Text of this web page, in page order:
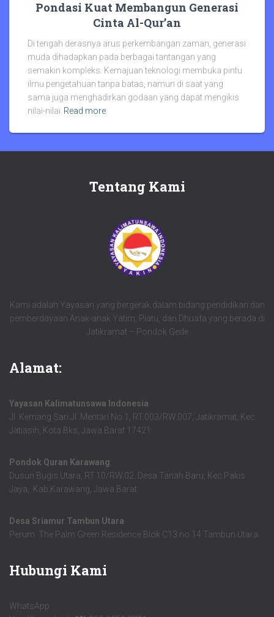
Pondasi Kuat Membangun Generasi
Cinta Al-Qur’an
Di tengah derasnya arus perkembangan zaman, generasi
muda dihadapkan pada berbagai tantangan yang
semakin kompleks. Kemajuan teknologi membuka pintu
ilmu pengetahuan tanpa batas, namun di saat yang
sama juga menghadirkan godaan yang dapat mengikis
nilai-nilai Read more
Tentang Kami
Kami adalah Yayasan yang bergerak dalam bidang pendidikan dan
pemberdayaan Anak-anak Yatim, Piatu, dan Dhuafa yang berada di
Jatikramat – Pondok Gede
Alamat:
Yayasan Kalimatunsawa Indonesia
Jl. Kemang Sari Jl. Mentari No.1, RT.003/RW.007, Jatikramat, Kec.
Jatiasih, Kota Bks, Jawa Barat 17421
Pondok Quran Karawang
Dusun Bugis Utara, RT.10/RW.02. Desa Tanah Baru, Kec.Pakis
Jaya, Kab.Karawang, Jawa Barat
Desa Sriamur Tambun Utara
Perum. The Palm Green Residence Blok C13 no 14 Tambun Utara
Hubungi Kami
WhatsApp